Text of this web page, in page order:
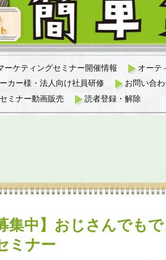
ーケティングセミナー開催情報
オーテ
カー様・法人向け社員研修 お問い合
ミナー動画販売 読者登録・解除
集中】おじさんでも
ミナー